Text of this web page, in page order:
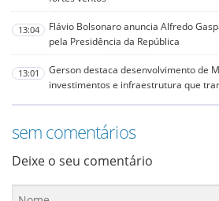
13:04
Flávio Bolsonaro anuncia Alfredo
pela Presidência da República
13:01
Gerson destaca desenvolvimento de
investimentos e infraestrutura que
sem comentários
Deixe o seu comentário